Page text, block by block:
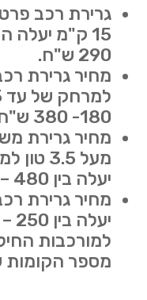
גרירת רכב
290 ש"ח.
180- 380 ש"ח.
מחיר גרירת
יעלה בין 480 – 680 ש"ח.
מחיר גרירת
למורכבות
מספר הקומות